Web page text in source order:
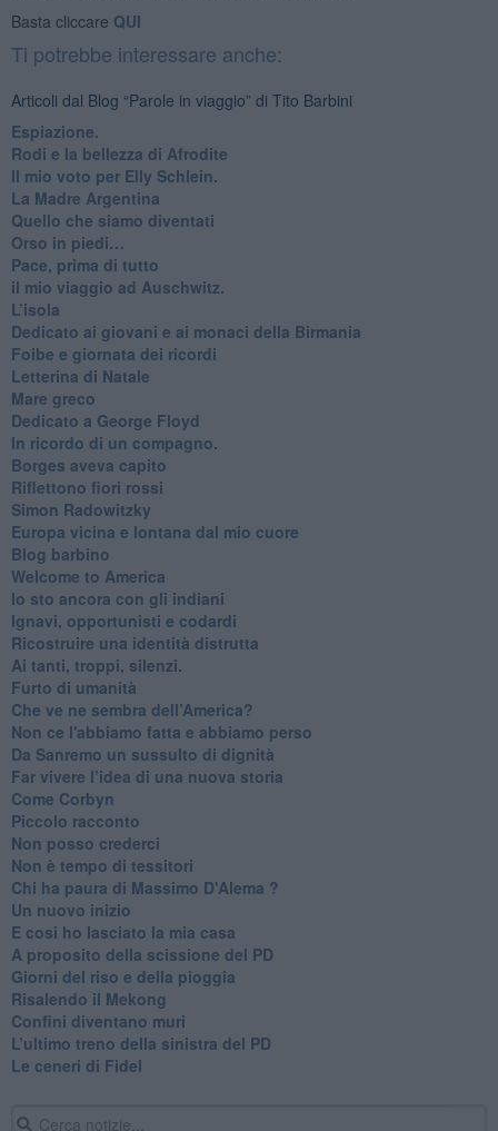
Basta cliccare QUI
Ti potrebbe interessare anche:
Articoli dal Blog “Parole in viaggio” di Tito Barbini
Espiazione.
Rodi e la bellezza di Afrodite
​Il mio voto per Elly Schlein.
​La Madre Argentina
Quello che siamo diventati
Orso in piedi…
​Pace, prima di tutto
​il mio viaggio ad Auschwitz.
​L’isola
Dedicato ai giovani e ai monaci della Birmania
​Foibe e giornata dei ricordi
Letterina di Natale
Mare greco
​Dedicato a George Floyd
​In ricordo di un compagno.
Borges aveva capito
Riflettono fiori rossi
Simon Radowitzky
Europa vicina e lontana dal mio cuore
Blog barbino
Welcome to America
​Io sto ancora con gli indiani
​Ignavi, opportunisti e codardi
Ricostruire una identità distrutta
Ai tanti, troppi, silenzi.
​Furto di umanità
​Che ve ne sembra dell’America?
Non ce l'abbiamo fatta e abbiamo perso
​Da Sanremo un sussulto di dignità
Far vivere l’idea di una nuova storia
Come Corbyn
Piccolo racconto
Non posso crederci
Non è tempo di tessitori
Chi ha paura di Massimo D'Alema ?
Un nuovo inizio
​E cosi ho lasciato la mia casa
A proposito della scissione del PD
​Giorni del riso e della pioggia
Risalendo il Mekong
Confini diventano muri
L’ultimo treno della sinistra del PD
Le ceneri di Fidel